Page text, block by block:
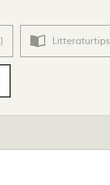
) Litteraturtips